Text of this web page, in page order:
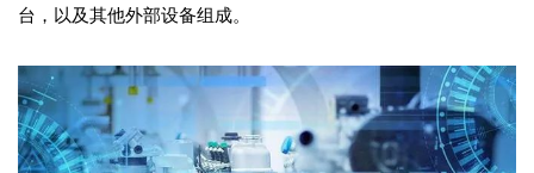
台，以及其他外部设备组成。